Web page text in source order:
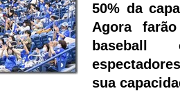
50% da
Agora
sua